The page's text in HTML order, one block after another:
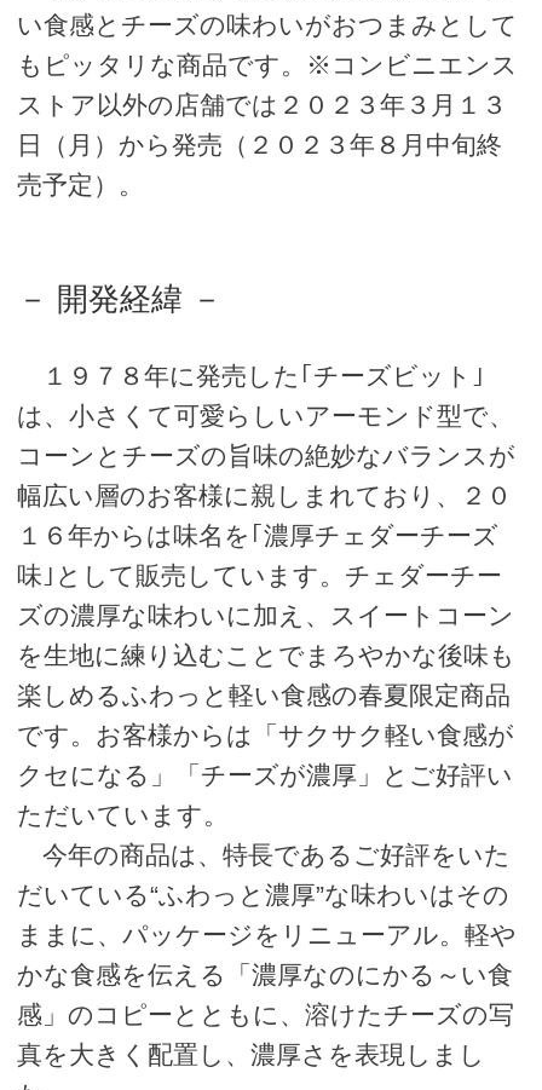
い食感とチーズの味わいがおつまみとして
もピッタリな商品です。※コンビニエンス
ストア以外の店舗では２０２３年３月１３
日（月）から発売（２０２３年８月中旬終
売予定）。
－ 開発経緯 －
１９７８年に発売した｢チーズビット｣
は、小さくて可愛らしいアーモンド型で、
コーンとチーズの旨味の絶妙なバランスが
幅広い層のお客様に親しまれており、２０
１６年からは味名を｢濃厚チェダーチーズ
味｣として販売しています。チェダーチー
ズの濃厚な味わいに加え、スイートコーン
を生地に練り込むことでまろやかな後味も
楽しめるふわっと軽い食感の春夏限定商品
です。お客様からは「サクサク軽い食感が
クセになる」「チーズが濃厚」とご好評い
ただいています。
今年の商品は、特長であるご好評をいた
だいている“ふわっと濃厚”な味わいはその
ままに、パッケージをリニューアル。軽や
かな食感を伝える「濃厚なのにかる～い食
感」のコピーとともに、溶けたチーズの写
真を大きく配置し、濃厚さを表現しまし